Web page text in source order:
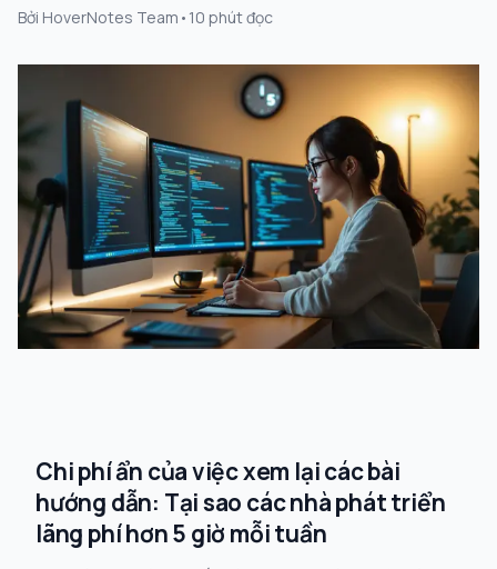
Bởi HoverNotes Team • 10 phút đọc
Chi phí ẩn của việc xem lại các bài
hướng dẫn: Tại sao các nhà phát triển
lãng phí hơn 5 giờ mỗi tuần